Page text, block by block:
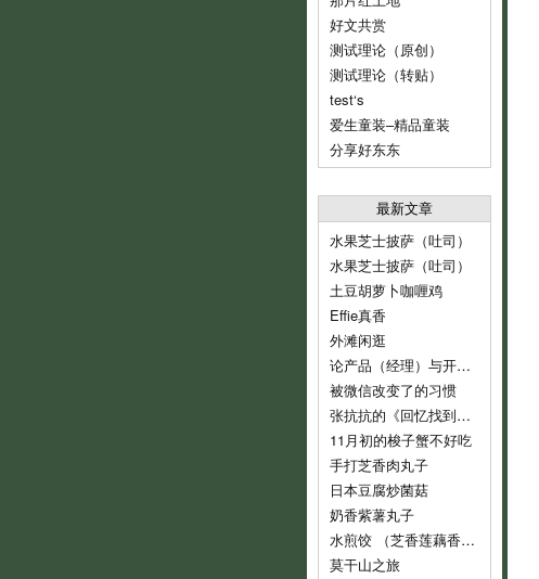
好文共赏
测试理论（原创）
测试理论（转贴）
test‘s
爱生童装–精品童装
分享好东东
最新文章
水果芝士披萨（吐司）
水果芝士披萨（吐司）
土豆胡萝卜咖喱鸡
Effie真香
外滩闲逛
论产品（经理）与开发（经理）的话语权
被微信改变了的习惯
张抗抗的《回忆找到了我》
11月初的梭子蟹不好吃
手打芝香肉丸子
日本豆腐炒菌菇
奶香紫薯丸子
水煎饺 （芝香莲藕香菇肉饺）
莫干山之旅